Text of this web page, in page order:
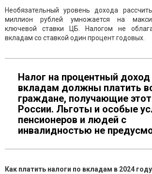
Необязательный уровень дохода
миллион рублей умножается на
ключевой ставки ЦБ. Налогом не
вкладам со ставкой один процент годовых.
Налог на процентный доход
вкладам должны платить
граждане, получающие
России. Льготы и особые
пенсионеров и людей с
инвалидностью не
Как платить налоги по вкладам в 2024 году